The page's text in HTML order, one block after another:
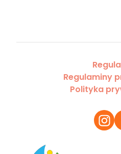
Regulaminy
Polityka